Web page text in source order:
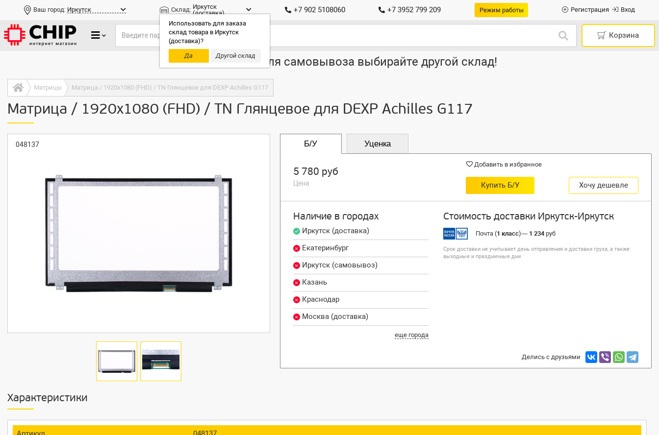
Ваш город: Иркутск Склад: Иркутск
(доставка)
Использовать для заказа
склад товара в Иркутск
(доставка)?
Да
Другой склад
+7 902 5108060 +7 3952 799 209 Режим работы Регистрация Вход
Корзина
Только доставка, для самовывоза выбирайте другой склад!
Матрицы Матрица / 1920x1080 (FHD) / TN Глянцевое для DEXP Achilles G117
Матрица / 1920x1080 (FHD) / TN Глянцевое для DEXP Achilles G117
048137 Б/У Уценка
5 780 руб
Цена
Добавить в избранное
Купить Б/У Хочу дешевле
Наличие в городах
Иркутск (доставка)
Екатеринбург
Иркутск (самовывоз)
Казань
Краснодар
Москва (доставка)
еще города
Стоимость доставки Иркутск-Иркутск
Почта (1 класс)— 1 234руб
Срок доставки не учитывает день отправления и доставки груза, а также
выходные и праздничные дни
Делись с друзьями
Характеристики